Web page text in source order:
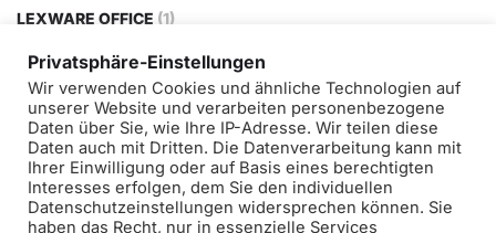
LEXWARE OFFICE (1)
LOGISTIKSOFTWARE(5)
PARTNER & NETZWERKE (2)
ROBUSTE MOBILGERÄTE (1)
ROUTENPLANUNG (2)
TOURENPLANUNG & TOURENOPTIMIERUNG (3)
Privatsphäre-Einstellungen
Wir verwenden Cookies und ähnliche Technologien auf
unserer Website und verarbeiten personenbezogene
Daten über Sie, wie Ihre IP-Adresse. Wir teilen diese
Daten auch mit Dritten. Die Datenverarbeitung kann mit
Ihrer Einwilligung oder auf Basis eines berechtigten
Interesses erfolgen, dem Sie den individuellen
Datenschutzeinstellungen widersprechen können. Sie
haben das Recht, nur in essenzielle Services